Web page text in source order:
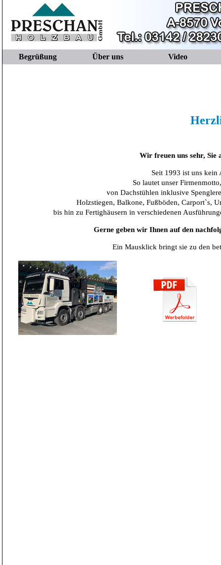
Begrüßung Über uns Video
Wir freuen uns sehr, Sie
Seit 1993 ist uns
So lautet unser
von Dachstühlen inklusive
Holzstiegen, Balkone, Fußböden, Carport`s,
bis hin zu Fertighäusern in verschiedenen
Gerne geben wir Ihnen auf den
Ein Mausklick bringt sie zu den